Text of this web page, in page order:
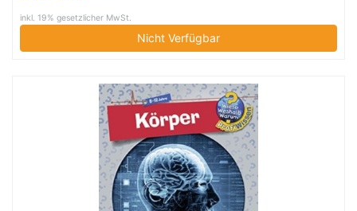
inkl. 19% gesetzlicher MwSt.
Nicht Verfügbar